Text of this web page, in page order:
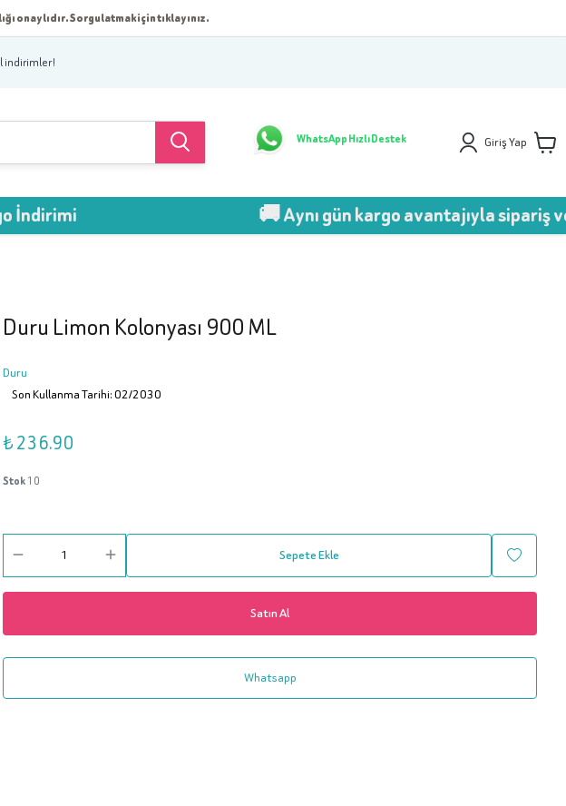
onaylıdır. Sorgulatmak için tıklayınız.
indirimler!
WhatsApp Hızlı Destek Giriş Yap
🚚 Aynı gün kargo avantajıyla sipariş ver!
Duru Limon Kolonyası 900 ML
Duru
Son Kullanma Tarihi: 02/2030
₺ 236.90
Stok10
Sepete Ekle
Satın Al
Whatsapp